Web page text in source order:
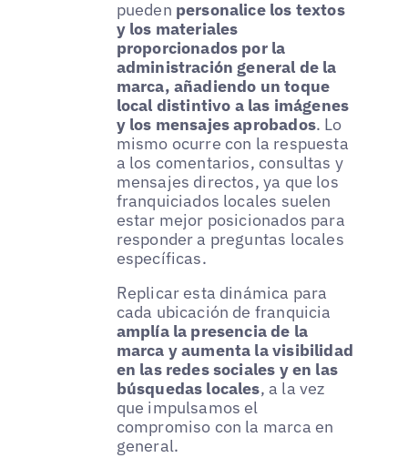
pueden personalice los textos
y los materiales
proporcionados por la
administración general de la
marca, añadiendo un toque
local distintivo a las imágenes
y los mensajes aprobados. Lo
mismo ocurre con la respuesta
a los comentarios, consultas y
mensajes directos, ya que los
franquiciados locales suelen
estar mejor posicionados para
responder a preguntas locales
específicas.
Replicar esta dinámica para
cada ubicación de franquicia
amplía la presencia de la
marca y aumenta la visibilidad
en las redes sociales y en las
búsquedas locales, a la vez
que impulsamos el
compromiso con la marca en
general.